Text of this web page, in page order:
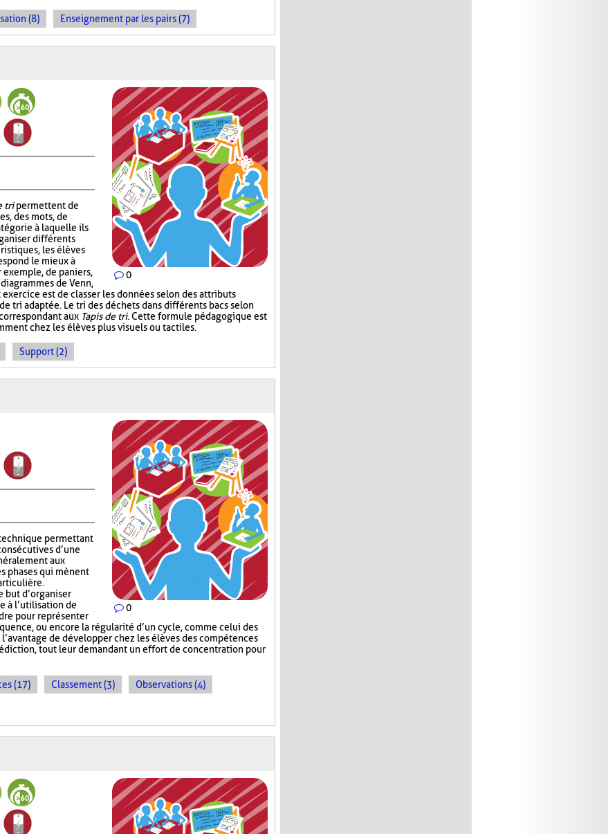
(8) Enseignement par les pairs (7)
0
tripermettent de
des mots, de
à laquelle ils
différents
les élèves
le mieux à
exemple, de paniers,
de Venn,
est de classer les données selon des attributs
tri adaptée. Le tri des déchets dans différents bacs selon
aux Tapis de tri. Cette formule pédagogique est
chez les élèves plus visuels ou tactiles.
Support (2)
0
permettant
d’une
aux
phases qui mènent
but d’organiser
à l’utilisation de
pour représenter
ou encore la régularité d’un cycle, comme celui des
de développer chez les élèves des compétences
tout leur demandant un effort de concentration pour
(17) Classement (3) Observations (4)